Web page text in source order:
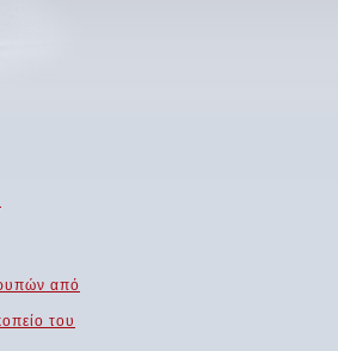
από
του